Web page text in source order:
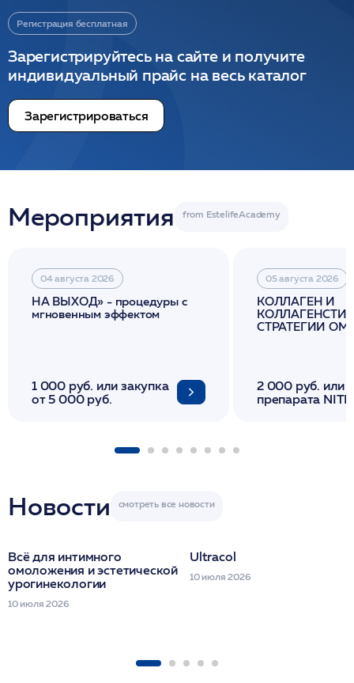
Регистрация бесплатная
Зарегистрируйтесь на сайте и получите
индивидуальный прайс на весь каталог
Зарегистрироваться
Мероприятия
04 августа 2026
НА ВЫХОД» - процедуры с
мгновенным эффектом
1 000 руб. или закупка
от 5 000 руб.
05 августа 2026
КОЛЛАГЕН И
СТРАТЕГИИ
2 000 руб. или
препарата
Новости
Всё для интимного
омоложения и эстетической
урогинекологии
10 июля 2026
Ultracol
10 июля 2026